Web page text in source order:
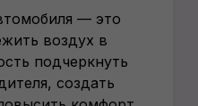
— это
воздух в
подчеркнуть
создать